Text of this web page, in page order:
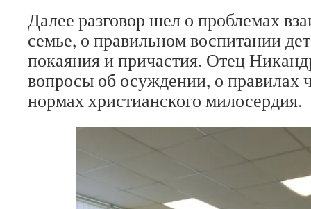
Далее разговор шел о проблемах
семье, о правильном воспитании
покаяния и причастия. Отец
вопросы об осуждении, о правилах
нормах христианского милосердия.